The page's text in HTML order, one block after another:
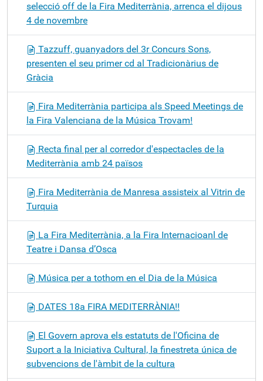
selecció off de la Fira Mediterrània, arrenca el dijous
4 de novembre
Tazzuff, guanyadors del 3r Concurs Sons,
presenten el seu primer cd al Tradicionàrius de
Gràcia
Fira Mediterrània participa als Speed Meetings de
la Fira Valenciana de la Música Trovam!
Recta final per al corredor d'espectacles de la
Mediterrània amb 24 països
Fira Mediterrània de Manresa assisteix al Vitrin de
Turquia
La Fira Mediterrània, a la Fira Internacioanl de
Teatre i Dansa d’Osca
Música per a tothom en el Dia de la Música
DATES 18a FIRA MEDITERRÀNIA!!
El Govern aprova els estatuts de l'Oficina de
Suport a la Iniciativa Cultural, la finestreta única de
subvencions de l'àmbit de la cultura